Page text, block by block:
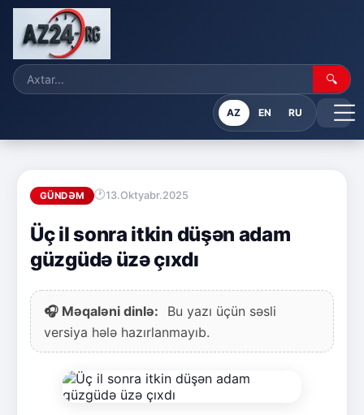
🔍
AZ EN RU
GÜNDƏM 13.Oktyabr.2025
Üç il sonra itkin düşən adam
güzgüdə üzə çıxdı
🎧 Məqaləni dinlə:
Bu yazı üçün səsli
versiya hələ hazırlanmayıb.